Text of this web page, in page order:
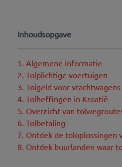
Inhoudsopgave
1. Algemene informatie
2. Tolplichtige voertuigen
3. Tolgeld voor
4. Tolheffingen in Kroatië
5. Overzicht van
6. Tolbetaling
7. Ontdek de toloplossingen
8. Ontdek buurlanden waar